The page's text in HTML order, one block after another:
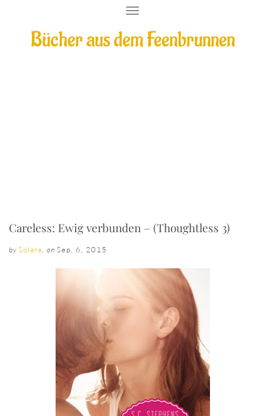
Bücher aus dem Feenbrunnen
T
G
Careless: Ewig verbunden – (Thoughtless 3)
by Solara on Sep. 6, 2015